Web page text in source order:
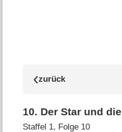
10. Der Star und
Staffel 1, Folge 10